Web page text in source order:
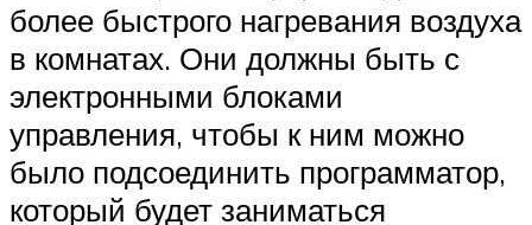
более быстрого нагревания воздуха
в комнатах. Они должны быть с
электронными блоками
управления, чтобы к ним можно
было подсоединить программатор,
который будет заниматься